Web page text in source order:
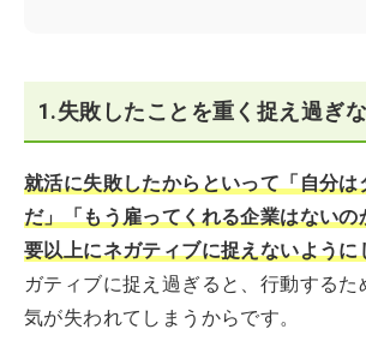
1.失敗したことを重く捉え過ぎ
就活に失敗したからといって「自分は
だ」「もう雇ってくれる企業はないの
要以上にネガティブに捉えないように
ガティブに捉え過ぎると、行動するた
気が失われてしまうからです。